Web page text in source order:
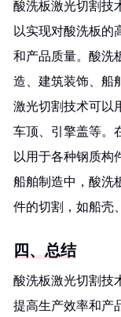
酸洗板激光切割技
以实现对酸洗板的
和产品质量。酸洗
造、建筑装饰、船
激光切割技术可以
车顶、引擎盖等。
以用于各种钢质构
船舶制造中，酸洗
件的切割，如船壳
四、总结
酸洗板激光切割技
提高生产效率和产